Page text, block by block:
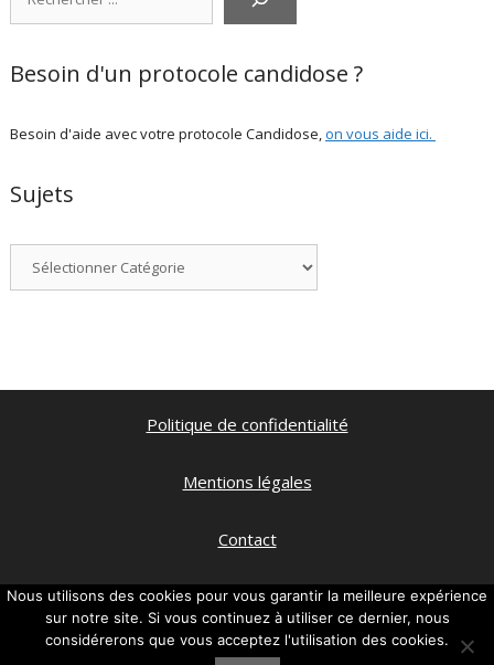
Besoin d'un protocole candidose ?
Besoin d'aide avec votre protocole Candidose,on vous aide ici.
Sujets
Politique de confidentialité
Mentions légales
Contact
Qui suis je ?
Ma chaine Youtube
Nous utilisons des cookies pour vous garantir la meilleure expérience
sur notre site. Si vous continuez à utiliser ce dernier, nous
considérerons que vous acceptez l'utilisation des cookies.